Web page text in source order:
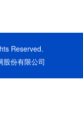
Reserved.
份有限公司